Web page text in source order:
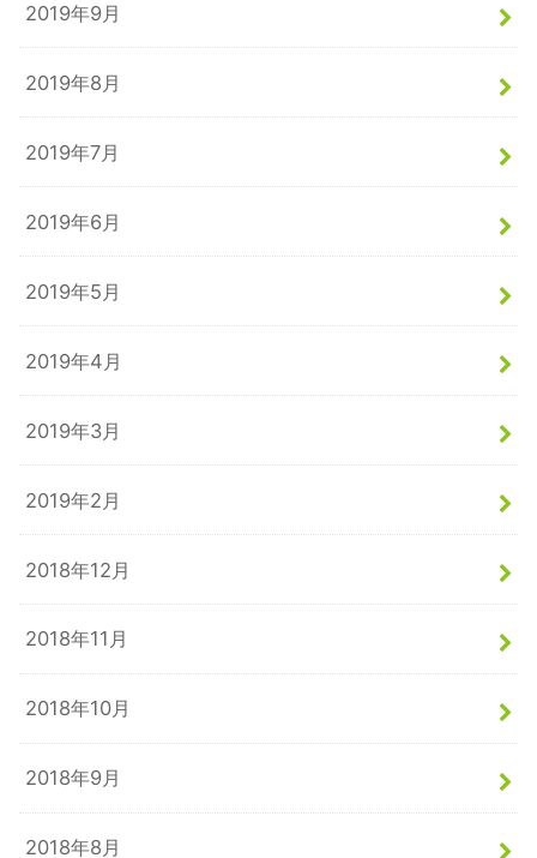
2019年9月
2019年8月
2019年7月
2019年6月
2019年5月
2019年4月
2019年3月
2019年2月
2018年12月
2018年11月
2018年10月
2018年9月
2018年8月